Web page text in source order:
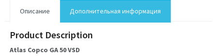
Описание Дополнительная информация
Product Description
Atlas Copco GA 50 VSD